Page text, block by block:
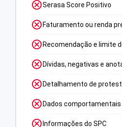
Serasa Score Positivo
Faturamento ou renda
Recomendação e limite
Dívidas, negativas e
Detalhamento de
Dados comportamentais
Informações do SPC